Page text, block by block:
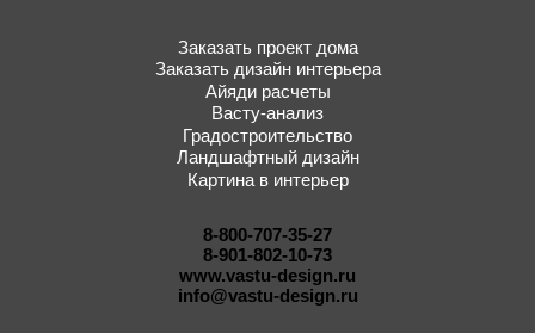
Заказать проект дома
Заказать дизайн интерьера
Айяди расчеты
Васту-анализ
Градостроительство
Ландшафтный дизайн
Картина в интерьер
8-800-707-35-27
8-901-802-10-73
www.vastu-design.ru
info@vastu-design.ru